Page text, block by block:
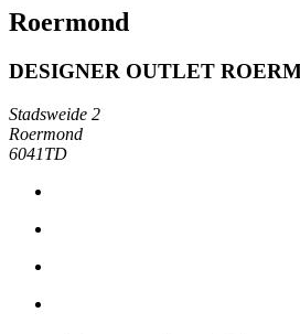
Roermond
DESIGNER OUTLET
Stadsweide 2
Roermond
6041TD